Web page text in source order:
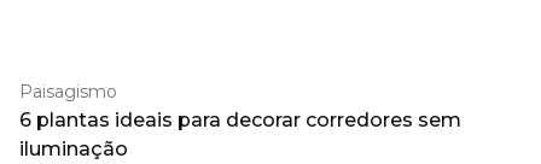
Paisagismo
6 plantas ideais para decorar corredores sem
iluminação